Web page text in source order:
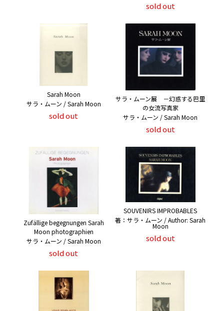
sold out
Sarah Moon
サラ・ムーン / Sarah Moon
sold out
サラ・ムーン展 －幻惑する巴里
の女流写真家
サラ・ムーン / Sarah Moon
sold out
Zufällige begegnungen Sarah
Moon photographien
サラ・ムーン / Sarah Moon
sold out
SOUVENIRS IMPROBABLES
著：サラ・ムーン / Author: Sarah
Moon
sold out